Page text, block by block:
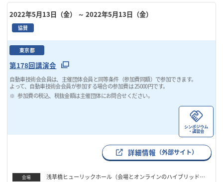
2022年5月13日（金） ～ 2022年5月13日（金）
協賛
東京都
第178回講演会
自動車技術会会員は、主催団体会員と同等条件（参加費同額）で参加できます。
よって、自動車技術会会員が参加する場合の参加費は 25000円です。
参加費の税込、税抜金額は主催団体にお問合せください。
シンポジウム
・講習会
詳細情報 （外部サイト）
会場
浅草橋ヒューリックホール（会場とオンラインのハイブリッド開